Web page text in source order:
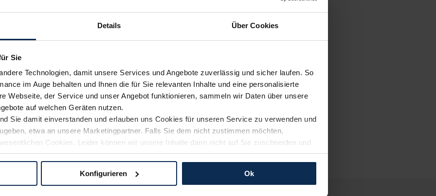
Details Über Cookies
Sie
Technologien, damit unsere Services und Angebote zuverlässig und sicher laufen. So
im Auge behalten und Ihnen die für Sie relevanten Inhalte und eine personalisierte
Webseite, der Service und unser Angebot funktionieren, sammeln wir Daten über unsere
auf welchen Geräten nutzen.
Sie damit einverstanden und erlauben uns Cookies für unseren Service zu verwenden und
etwa an unsere Marketingpartner. Falls Sie dem nicht zustimmen möchten,
Cookies. Leider können wir unsere Inhalte dann nicht auf Sie zuschneiden und
Weg zu Ihrem Neuwagen unterstützen. Sie können die Einstellungen jederzeit anpassen
Konfigurieren Ok
Maximalrabatt heute